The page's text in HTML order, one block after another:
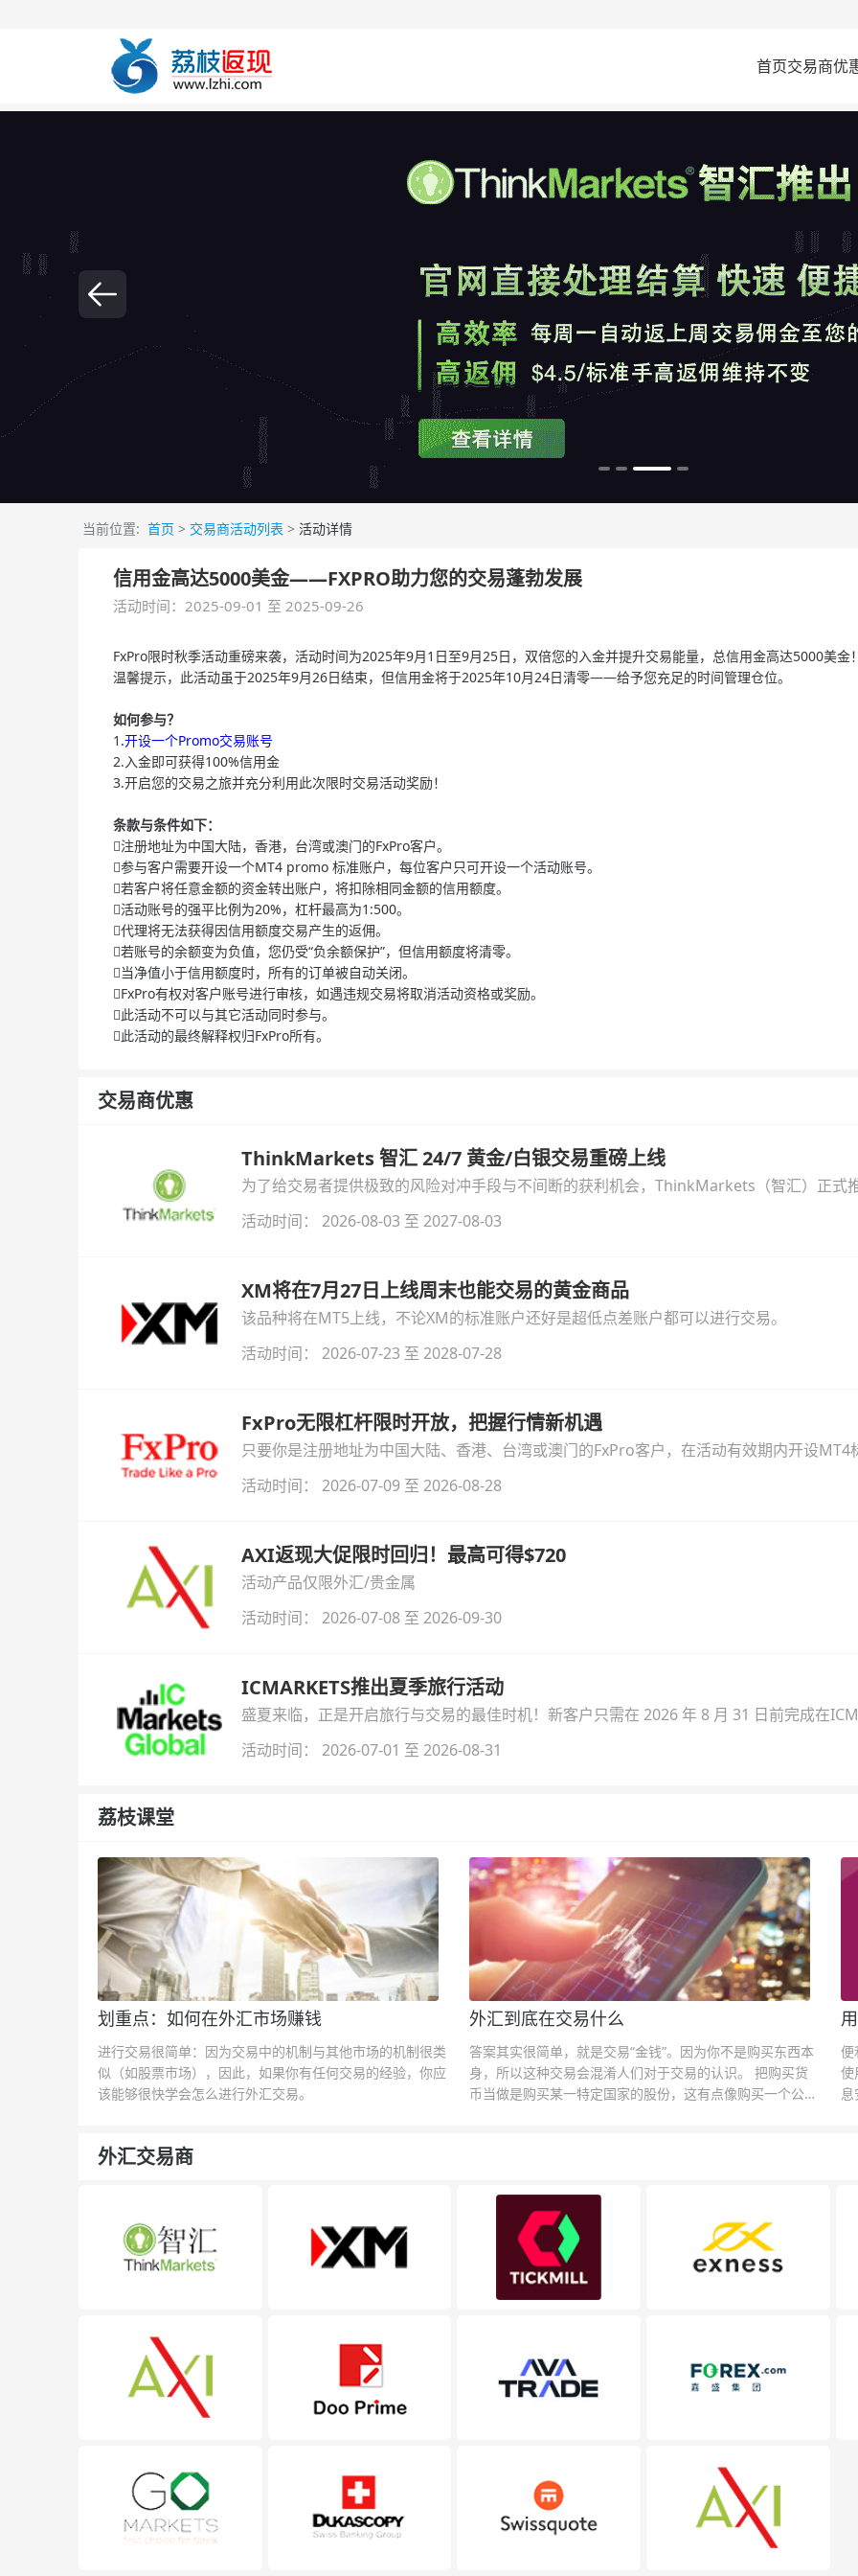
首页交易商优
当前位置: 首页 > 交易商活动列表 > 活动详情
信用金高达5000美金——FXPRO助力您的交易蓬勃发展
活动时间：2025-09-01 至 2025-09-26
FxPro限时秋季活动重磅来袭，活动时间为2025年9月1日至9月25日，双倍您的入金并提升交易能量，总信用金高达5000美金
温馨提示，此活动虽于2025年9月26日结束，但信用金将于2025年10月24日清零——给予您充足的时间管理仓位。
如何参与？
1 .开设一个Promo交易账号
2.入金即可获得100%信用金
3.开启您的交易之旅并充分利用此次限时交易活动奖励！
条款与条件如下：
注册地址为中国大陆，香港，台湾或澳门的FxPro客户。
参与客户需要开设一个MT4 promo 标准账户，每位客户只可开设一个活动账号。
若客户将任意金额的资金转出账户，将扣除相同金额的信用额度。
活动账号的强平比例为20%，杠杆最高为1:500。
代理将无法获得因信用额度交易产生的返佣。
若账号的余额变为负值，您仍受“负余额保护”，但信用额度将清零。
当净值小于信用额度时，所有的订单被自动关闭。
FxPro有权对客户账号进行审核，如遇违规交易将取消活动资格或奖励。
此活动不可以与其它活动同时参与。
此活动的最终解释权归FxPro所有。
交易商优惠
ThinkMarkets 智汇 24/7 黄金/白银交易重磅上线
为了给交易者提供极致的风险对冲手段与不间断的获利机会，ThinkMarkets（智汇）正式
与白银交易！本文将为您详细拆解本次升级的核心交易品种、杠杆配置、支持软件及交易
活动时间： 2026-08-03 至 2027-08-03
XM将在7月27日上线周末也能交易的黄金商品
该品种将在MT5上线，不论XM的标准账户还好是超低点差账户都可以进行交易。
活动时间： 2026-07-23 至 2028-07-28
FxPro无限杠杆限时开放，把握行情新机遇
只要你是注册地址为中国大陆、香港、台湾或澳门的FxPro客户，在活动有效期内开设
自动解锁无限倍杠杆福利，无需额外复杂操作。
活动时间： 2026-07-09 至 2026-08-28
AXI返现大促限时回归！最高可得$720
活动产品仅限外汇/贵金属
活动时间： 2026-07-08 至 2026-09-30
ICMARKETS推出夏季旅行活动
盛夏来临，正是开启旅行与交易的最佳时机！新客户只需在 2026 年 8 月 31 日前完成在
金即可参与！
活动时间： 2026-07-01 至 2026-08-31
荔枝课堂
划重点：如何在外汇市场赚钱
进行交易很简单：因为交易中的机制与其他市场的机制很类
似（如股票市场），因此，如果你有任何交易的经验，你应
该能够很快学会怎么进行外汇交易。
外汇到底在交易什么
答案其实很简单，就是交易“金钱”。因为你不是购买东西本
身，所以这种交易会混淆人们对于交易的认识。 把购买货
币当做是购买某一特定国家的股份，这有点像购买一个公司
便
使
外汇交易商